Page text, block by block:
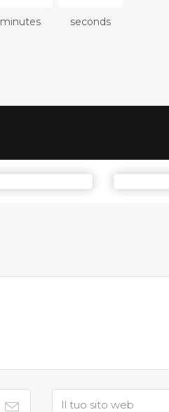
minutes seconds